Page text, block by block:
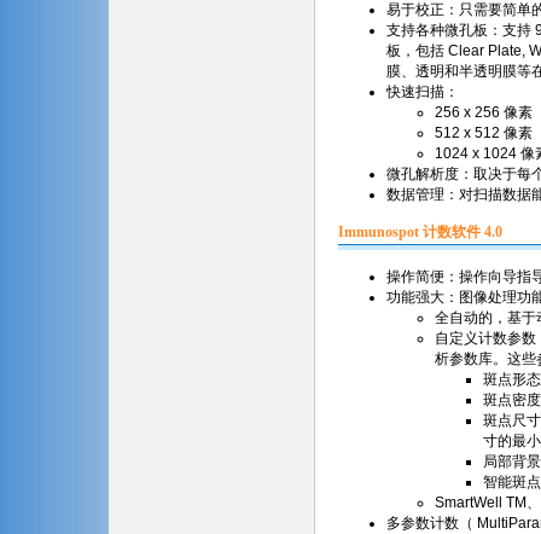
易于校正：只需要简单
支持各种微孔板：支持
板，包括 Clear Plate,
膜、透明和半透明膜等
快速扫描：
256 x 256 像素
512 x 512 像素
1024 x 1024 像
微孔解析度：取决于每
数据管理：对扫描数据
Immunospot 计数软件 4.0
操作简便：操作向导指
功能强大：图像处理功
全自动的，基于
自定义计数参
析参数库。这些
斑点形
斑点密
斑点尺
寸的最
局部背
智能斑
SmartWell TM
多参数计数（